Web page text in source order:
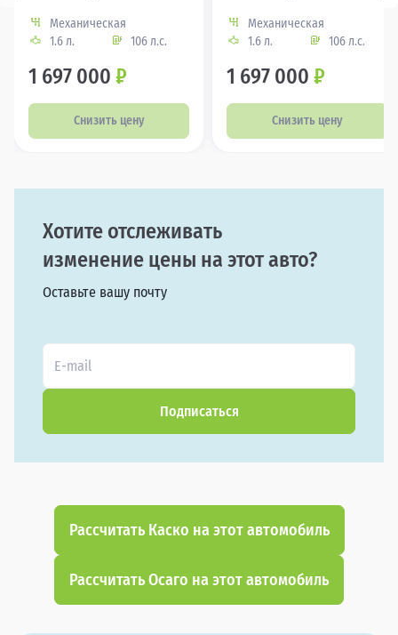
Механическая
1.6 л.
106 л.с.
1 697 000 ₽
Снизить цену
Механическая
1.6 л.
106 л.с.
1 697 000 ₽
Снизить цену
Хотите отслеживать
изменение цены на этот авто?
Оставьте вашу почту
Подписаться
Рассчитать Каско на этот автомобиль
Рассчитать Осаго на этот автомобиль